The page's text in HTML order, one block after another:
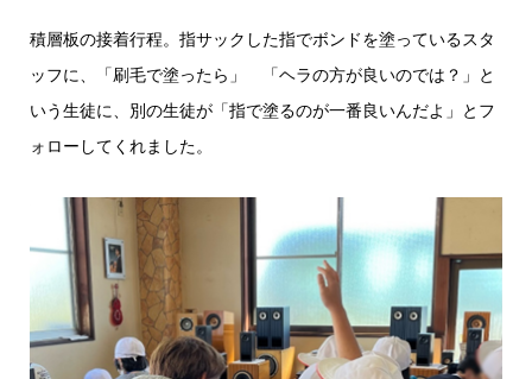
積層板の接着行程。指サックした指でボンドを塗っているスタ
ッフに、「刷毛で塗ったら」 「ヘラの方が良いのでは？」と
いう生徒に、別の生徒が「指で塗るのが一番良いんだよ」とフ
ォローしてくれました。